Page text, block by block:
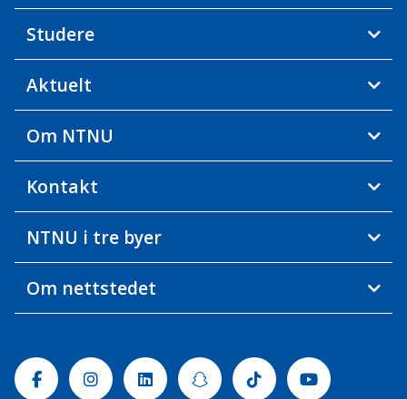
Studere
Aktuelt
Om NTNU
Kontakt
NTNU i tre byer
Om nettstedet
FacebookInstagramLinkedinSnapchatTiktok Youtube